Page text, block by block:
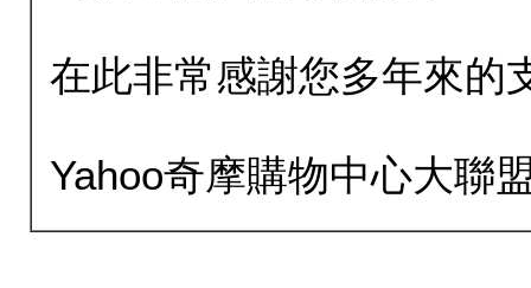
在此非常感謝您多年來的
Yahoo奇摩購物中心大